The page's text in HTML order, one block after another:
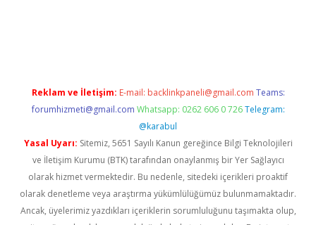
Reklam ve İletişim: E-mail: backlinkpaneli@gmail.com Teams:
forumhizmeti@gmail.com Whatsapp: 0262 606 0 726 Telegram:
@karabul
Yasal Uyarı: Sitemiz, 5651 Sayılı Kanun gereğince Bilgi Teknolojileri
ve İletişim Kurumu (BTK) tarafından onaylanmış bir Yer Sağlayıcı
olarak hizmet vermektedir. Bu nedenle, sitedeki içerikleri proaktif
olarak denetleme veya araştırma yükümlülüğümüz bulunmamaktadır.
Ancak, üyelerimiz yazdıkları içeriklerin sorumluluğunu taşımakta olup,